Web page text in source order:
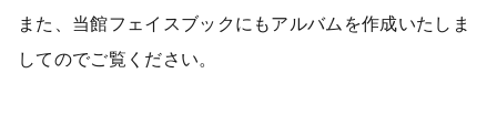
また、当館フェイスブックにもアルバムを作成いたしま
してのでご覧ください。